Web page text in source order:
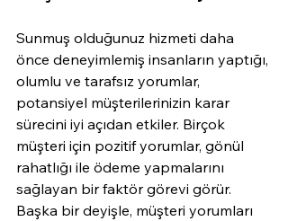
Sunmuş olduğunuz hizmeti daha
önce deneyimlemiş insanların yaptığı,
olumlu ve tarafsız yorumlar,
potansiyel müşterilerinizin karar
sürecini iyi açıdan etkiler. Birçok
müşteri için pozitif yorumlar, gönül
rahatlığı ile ödeme yapmalarını
sağlayan bir faktör görevi görür.
Başka bir deyişle, müşteri yorumları